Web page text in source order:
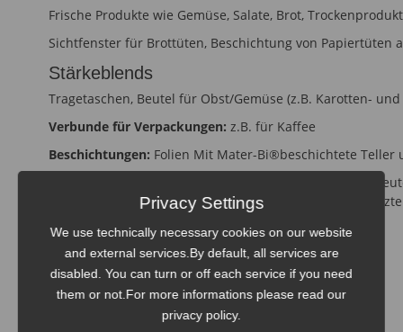
Frische Produkte wie Gemüse, Salate, Brot,
Sichtfenster für Brottüten, Beschichtung von Papiertüten
Stärkeblends
Tragetaschen, Beutel für Obst/Gemüse (z.B. Karotten-
Verbunde für Verpackungen: z.B. für Kaffee
Beschichtungen: Folien Mit Mater-Bi®beschichtete Teller
mit Papier beschichtete
Windelfolien, beschichtete Papiere und Pappen,
Privacy Settings
We use technically necessary cookies on our website
and external services.By default, all services are
disabled. You can turn or off each service if you need
them or not.For more informations please read our
privacy policy.